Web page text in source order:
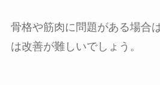
骨格や筋肉に問題がある場合
は改善が難しいでしょう。